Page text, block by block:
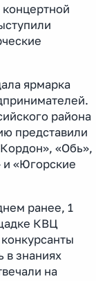
концертной
ярмарка
района
представили
«Обь»,
«Югорские
ранее, 1
КВЦ
в знаниях
на